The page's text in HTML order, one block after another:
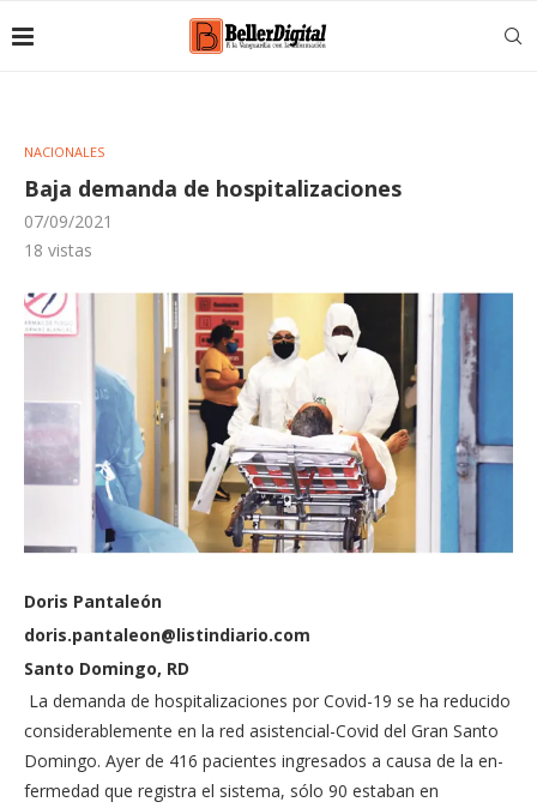
NACIONALES
Baja demanda de hospitalizaciones
07/09/2021
18 vistas
Doris Pantaleón
doris.pantaleon@listindiario.com
Santo Domingo, RD
La demanda de hospitali­zaciones por Covid-19 se ha reducido
considera­blemente en la red asis­tencial-Covid del Gran Santo
Domingo. Ayer de 416 pacientes ingre­sados a causa de la en­
fermedad que registra el sistema, sólo 90 es­taban en